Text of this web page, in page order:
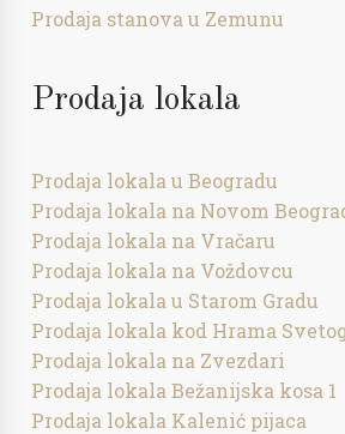
Prodaja stanova u Zemunu
Prodaja lokala
Prodaja lokala u Beogradu
Prodaja lokala na Novom
Prodaja lokala na Vračaru
Prodaja lokala na Voždovcu
Prodaja lokala u Starom Gradu
Prodaja lokala kod Hrama
Prodaja lokala na Zvezdari
Prodaja lokala Bežanijska kosa 1
Prodaja lokala Kalenić pijaca